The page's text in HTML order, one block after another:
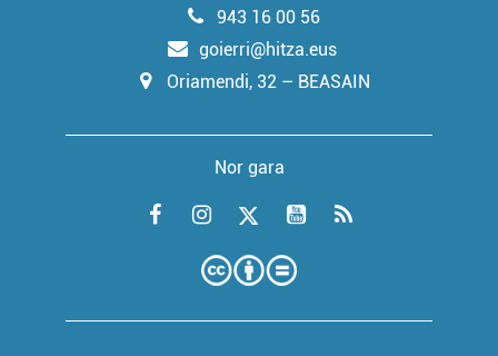
943 16 00 56
goierri@hitza.eus
Oriamendi, 32 – BEASAIN
Nor gara